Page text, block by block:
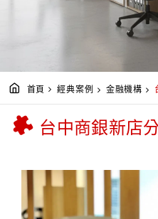
首頁 經典案例 金融機構
台中商銀新店